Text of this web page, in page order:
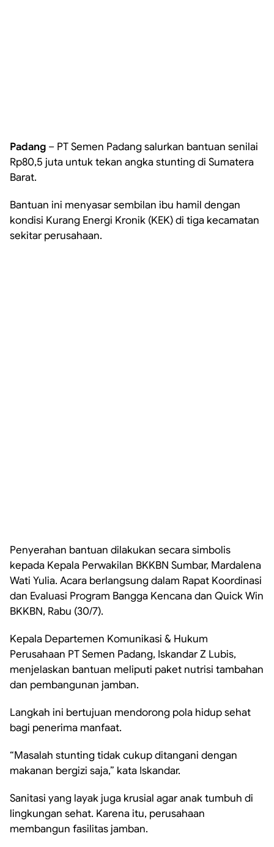
Padang – PT Semen Padang salurkan bantuan senilai
Rp80,5 juta untuk tekan angka stunting di Sumatera
Barat.
Bantuan ini menyasar sembilan ibu hamil dengan
kondisi Kurang Energi Kronik (KEK) di tiga kecamatan
sekitar perusahaan.
Penyerahan bantuan dilakukan secara simbolis
kepada Kepala Perwakilan BKKBN Sumbar, Mardalena
Wati Yulia. Acara berlangsung dalam Rapat Koordinasi
dan Evaluasi Program Bangga Kencana dan Quick Win
BKKBN, Rabu (30/7).
Kepala Departemen Komunikasi & Hukum
Perusahaan PT Semen Padang, Iskandar Z Lubis,
menjelaskan bantuan meliputi paket nutrisi tambahan
dan pembangunan jamban.
Langkah ini bertujuan mendorong pola hidup sehat
bagi penerima manfaat.
“Masalah stunting tidak cukup ditangani dengan
makanan bergizi saja,” kata Iskandar.
Sanitasi yang layak juga krusial agar anak tumbuh di
lingkungan sehat. Karena itu, perusahaan
membangun fasilitas jamban.